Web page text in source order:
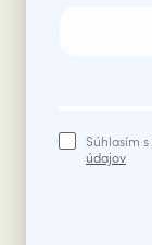
Súhlasím s
údajov